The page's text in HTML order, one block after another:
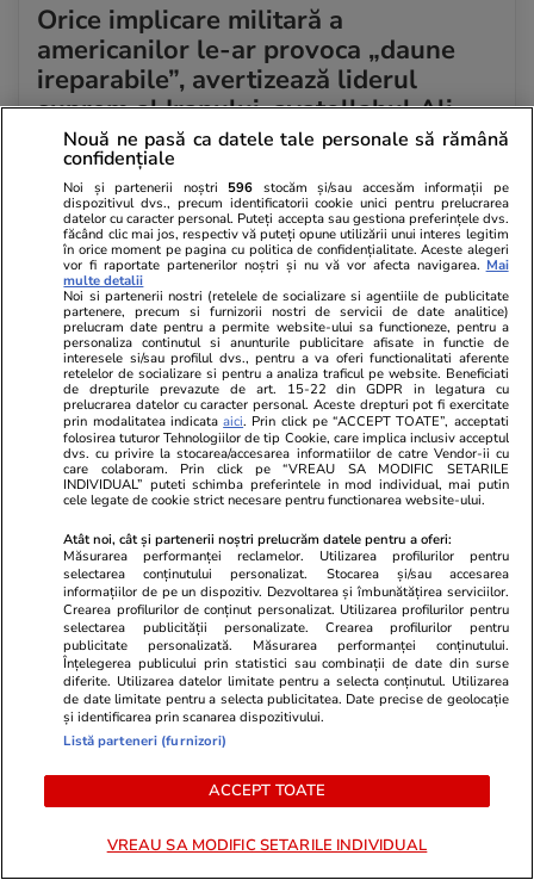
Orice implicare militară a
americanilor le-ar provoca „daune
ireparabile”, avertizează liderul
suprem al Iranului, ayatollahul Ali
Khamenei
Liderul suprem al Iranului, ayatollahul Ali
Khamenei, a respins apelurile SUA la
capitulare în contextul atacurilor israeliene
și a avertizat că orice implicare militară a
americanilor le-ar provoca „daune
ireparabile”.
„Persoanele înțelepte care cunosc Iranul,
poporul său și istoria sa nu se adresează
niciodată acestei națiuni cu limbajul
amenințărilor, deoarece națiunea iraniană nu
este genul de națiune care se predă”, a
transmis ayatollahul Ali Khamenei.
Un diplomat iranian avertizase anterior că
intervenția SUA ar risca un „război total”.
19 iun. 2025 - Acum un an
Israelul spune că liderul suprem al
existe”
Nouă ne pasă ca datele tale personale să rămână
confidențiale
Noi și partenerii noștri 596 stocăm și/sau accesăm informații pe
dispozitivul dvs., precum identificatorii cookie unici pentru prelucrarea
datelor cu caracter personal. Puteți accepta sau gestiona preferințele dvs.
făcând clic mai jos, respectiv vă puteți opune utilizării unui interes legitim
în orice moment pe pagina cu politica de confidențialitate. Aceste alegeri
vor fi raportate partenerilor noștri și nu vă vor afecta navigarea. Mai
multe detalii
Noi si partenerii nostri (retelele de socializare si agentiile de publicitate
partenere, precum si furnizorii nostri de servicii de date analitice)
prelucram date pentru a permite website-ului sa functioneze, pentru a
personaliza continutul si anunturile publicitare afisate in functie de
interesele si/sau profilul dvs., pentru a va oferi functionalitati aferente
retelelor de socializare si pentru a analiza traficul pe website. Beneficiati
de drepturile prevazute de art. 15-22 din GDPR in legatura cu
prelucrarea datelor cu caracter personal. Aceste drepturi pot fi exercitate
prin modalitatea indicataaici. Prin click pe “ACCEPT TOATE”, acceptati
folosirea tuturor Tehnologiilor de tip Cookie, care implica inclusiv acceptul
dvs. cu privire la stocarea/accesarea informatiilor de catre Vendor-ii cu
care colaboram. Prin click pe “VREAU SA MODIFIC SETARILE
INDIVIDUAL” puteti schimba preferintele in mod individual, mai putin
cele legate de cookie strict necesare pentru functionarea website-ului.
Atât noi, cât și partenerii noștri prelucrăm datele pentru a oferi:
Măsurarea performanței reclamelor. Utilizarea profilurilor pentru
selectarea conținutului personalizat. Stocarea și/sau accesarea
informațiilor de pe un dispozitiv. Dezvoltarea și îmbunătățirea serviciilor.
Crearea profilurilor de conținut personalizat. Utilizarea profilurilor pentru
selectarea publicității personalizate. Crearea profilurilor pentru
publicitate personalizată. Măsurarea performanței conținutului.
Înțelegerea publicului prin statistici sau combinații de date din surse
diferite. Utilizarea datelor limitate pentru a selecta conținutul. Utilizarea
de date limitate pentru a selecta publicitatea. Date precise de geolocație
și identificarea prin scanarea dispozitivului.
Listă parteneri (furnizori)
ACCEPT TOATE
VREAU SA MODIFIC SETARILE INDIVIDUAL